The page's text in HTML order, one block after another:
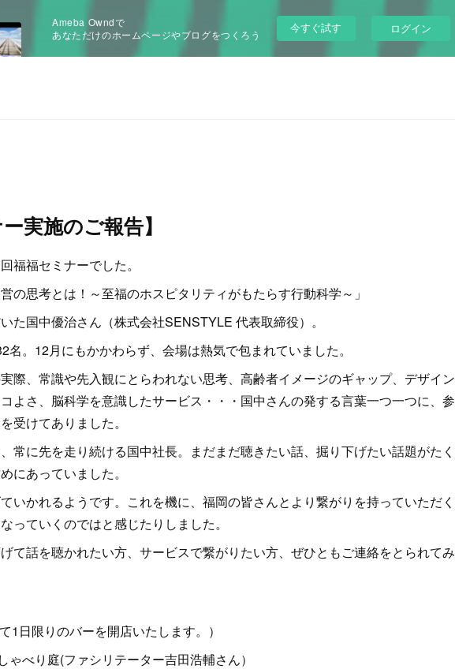
Ameba Owndで
あなただけのホームページやブログをつくろう
今すぐ試す ログイン
実施のご報告】
福福セミナーでした。
の思考とは！～至福のホスピタリティがもたらす行動科学～」
た国中優治さん（株式会社SENSTYLE 代表取締役）。
。12月にもかかわらず、会場は熱気で包まれていました。
際、常識や先入観にとらわれない思考、高齢者イメージのギャップ、デザイン
よさ、脳科学を意識したサービス・・・国中さんの発する言葉一つ一つに、参
受けてありました。
常に先を走り続ける国中社長。まだまだ聴きたい話、掘り下げたい話題がたく
にあっていました。
いかれるようです。これを機に、福岡の皆さんとより繋がりを持っていただく
っていくのではと感じたりしました。
て話を聴かれたい方、サービスで繋がりたい方、ぜひともご連絡をとられてみ
1日限りのバーを開店いたします。）
べり庭(ファシリテーター吉田浩輔さん）